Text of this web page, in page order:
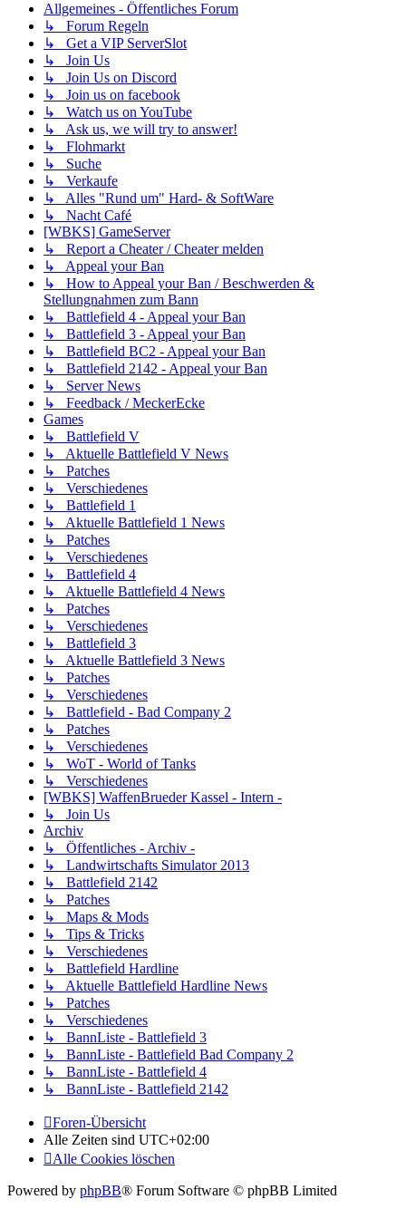
Allgemeines - Öffentliches Forum
↳ Forum Regeln
↳ Get a VIP ServerSlot
↳ Join Us
↳ Join Us on Discord
↳ Join us on facebook
↳ Watch us on YouTube
↳ Ask us, we will try to answer!
↳ Flohmarkt
↳ Suche
↳ Verkaufe
↳ Alles "Rund um" Hard- & SoftWare
↳ Nacht Café
[WBKS] GameServer
↳ Report a Cheater / Cheater melden
↳ Appeal your Ban
↳ How to Appeal your Ban / Beschwerden &
Stellungnahmen zum Bann
↳ Battlefield 4 - Appeal your Ban
↳ Battlefield 3 - Appeal your Ban
↳ Battlefield BC2 - Appeal your Ban
↳ Battlefield 2142 - Appeal your Ban
↳ Server News
↳ Feedback / MeckerEcke
Games
↳ Battlefield V
↳ Aktuelle Battlefield V News
↳ Patches
↳ Verschiedenes
↳ Battlefield 1
↳ Aktuelle Battlefield 1 News
↳ Patches
↳ Verschiedenes
↳ Battlefield 4
↳ Aktuelle Battlefield 4 News
↳ Patches
↳ Verschiedenes
↳ Battlefield 3
↳ Aktuelle Battlefield 3 News
↳ Patches
↳ Verschiedenes
↳ Battlefield - Bad Company 2
↳ Patches
↳ Verschiedenes
↳ WoT - World of Tanks
↳ Verschiedenes
[WBKS] WaffenBrueder Kassel - Intern -
↳ Join Us
Archiv
↳ Öffentliches - Archiv -
↳ Landwirtschafts Simulator 2013
↳ Battlefield 2142
↳ Patches
↳ Maps & Mods
↳ Tips & Tricks
↳ Verschiedenes
↳ Battlefield Hardline
↳ Aktuelle Battlefield Hardline News
↳ Patches
↳ Verschiedenes
↳ BannListe - Battlefield 3
↳ BannListe - Battlefield Bad Company 2
↳ BannListe - Battlefield 4
↳ BannListe - Battlefield 2142
Foren-Übersicht
Alle Zeiten sind UTC+02:00
Alle Cookies löschen
Powered by phpBB® Forum Software © phpBB Limited